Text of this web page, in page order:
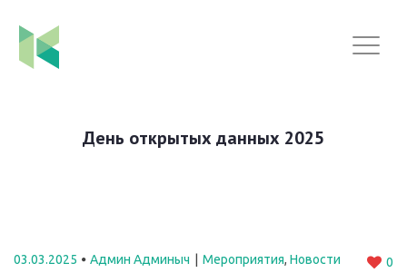
День открытых данных 2025
03.03.2025 Админ Админыч Мероприятия, Новости 0